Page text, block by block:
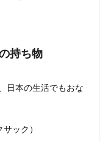
持ち物
日本の生活でもおな
ック）